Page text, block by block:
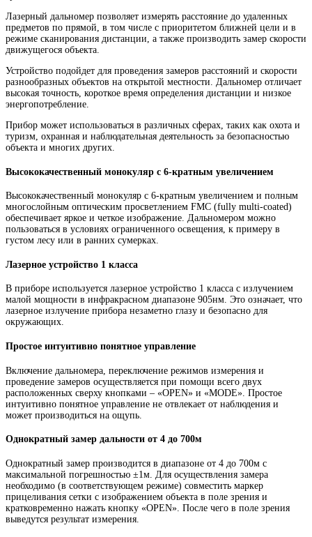
Лазерный дальномер позволяет измерять расстояние до удаленных
предметов по прямой, в том числе с приоритетом ближней цели и в
режиме сканирования дистанции, а также производить замер скорости
движущегося объекта.
Устройство подойдет для проведения замеров расстояний и скорости
разнообразных объектов на открытой местности. Дальномер отличает
высокая точность, короткое время определения дистанции и низкое
энергопотребление.
Прибор может использоваться в различных сферах, таких как охота и
туризм, охранная и наблюдательная деятельность за безопасностью
объекта и многих других.
Высококачественный монокуляр с 6-кратным увеличением
Высококачественный монокуляр с 6-кратным увеличением и полным
многослойным оптическим просветлением FMC (fully multi-coated)
обеспечивает яркое и четкое изображение. Дальномером можно
пользоваться в условиях ограниченного освещения, к примеру в
густом лесу или в ранних сумерках.
Лазерное устройство 1 класса
В приборе используется лазерное устройство 1 класса с излучением
малой мощности в инфракрасном диапазоне 905нм. Это означает, что
лазерное излучение прибора незаметно глазу и безопасно для
окружающих.
Простое интуитивно понятное управление
Включение дальномера, переключение режимов измерения и
проведение замеров осуществляется при помощи всего двух
расположенных сверху кнопками – «OPEN» и «MODE». Простое
интуитивно понятное управление не отвлекает от наблюдения и
может производиться на ощупь.
Однократный замер дальности от 4 до 700м
Однократный замер производится в диапазоне от 4 до 700м с
максимальной погрешностью ±1м. Для осуществления замера
необходимо (в соответствующем режиме) совместить маркер
прицеливания сетки с изображением объекта в поле зрения и
кратковременно нажать кнопку «OPEN». После чего в поле зрения
выведутся результат измерения.